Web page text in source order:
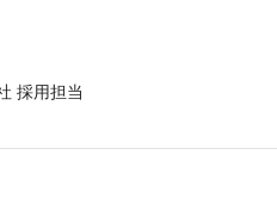
採用担当